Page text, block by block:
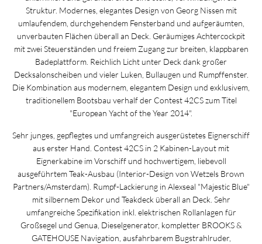
Struktur. Modernes, elegantes Design von Georg Nissen mit
umlaufendem, durchgehendem Fensterband und aufgeräumten,
unverbauten Flächen überall an Deck. Geräumiges Achtercockpit
mit zwei Steuerständen und freiem Zugang zur breiten, klappbaren
Badeplattform. Reichlich Licht unter Deck dank großer
Decksalonscheiben und vieler Luken, Bullaugen und Rumpffenster.
Die Kombination aus modernem, elegantem Design und exklusivem,
traditionellem Bootsbau verhalf der Contest 42CS zum Titel
"European Yacht of the Year 2014".
Sehr junges, gepflegtes und umfangreich ausgerüstetes Eignerschiff
aus erster Hand. Contest 42CS in 2 Kabinen-Layout mit
Eignerkabine im Vorschiff und hochwertigem, liebevoll
ausgeführtem Teak-Ausbau (Interior-Design von Wetzels Brown
Partners/Amsterdam). Rumpf-Lackierung in Alexseal "Majestic Blue"
mit silbernem Dekor und Teakdeck überall an Deck. Sehr
umfangreiche Spezifikation inkl. elektrischen Rollanlagen für
Großsegel und Genua, Dieselgenerator, kompletter BROOKS &
GATEHOUSE Navigation, ausfahrbarem Bugstrahlruder,